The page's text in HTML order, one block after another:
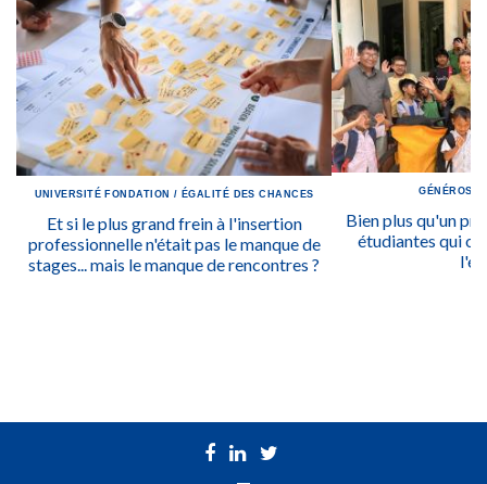
UNIVERSITÉ FONDATION / ÉGALITÉ DES CHANCES
Et si le plus grand frein à l'insertion
professionnelle n'était pas le manque de
stages... mais le manque de rencontres ?
Bien plus qu'un
étudiantes qui